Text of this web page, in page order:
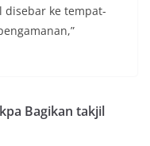
disebar ke tempat-
Bagikan takjil